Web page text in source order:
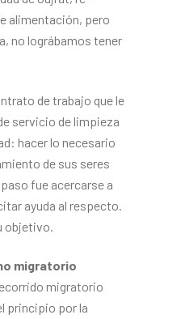
alimen­tación, pero
no lográbamos tener
de trabajo que le
servicio de limpieza
hacer lo necesario
de sus seres
fue acercarse a
ayuda al respecto.
objetivo.
migratorio
migratorio
principio por la